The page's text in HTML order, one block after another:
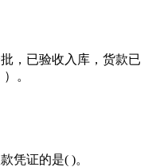
，已验收入库，货款已
。
凭证的是( )。